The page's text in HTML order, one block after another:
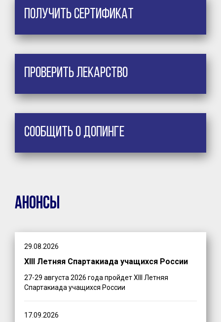
Получить сертификат
Проверить лекарство
Сообщить о допинге
Анонсы
29.08.2026
XIII Летняя Спартакиада учащихся России
27-29 августа 2026 года пройдет XIII Летняя
Спартакиада учащихся России
17.09.2026